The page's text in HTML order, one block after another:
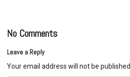
No Comments
Leave a Reply
Your email address will not be published.